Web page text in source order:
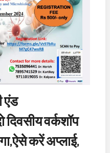
एंड
दिवसीय वर्कशॉप
करें अप्लाई,